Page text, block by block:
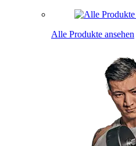
Alle Produkte ansehen